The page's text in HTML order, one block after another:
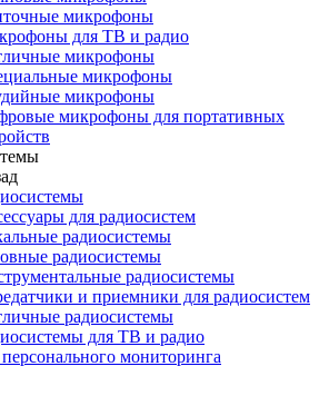
микрофоны
для ТВ и радио
микрофоны
микрофоны
микрофоны
микрофоны для портативных
для радиосистем
радиосистемы
радиосистемы
радиосистемы
и приемники для радиосистем
радиосистемы
для ТВ и радио
мониторинга